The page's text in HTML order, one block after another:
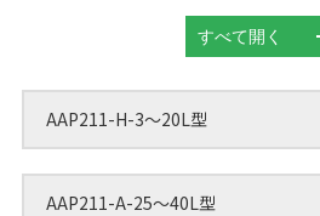
すべて開く
AAP211-H-3～20L型
AAP211-A-25～40L型